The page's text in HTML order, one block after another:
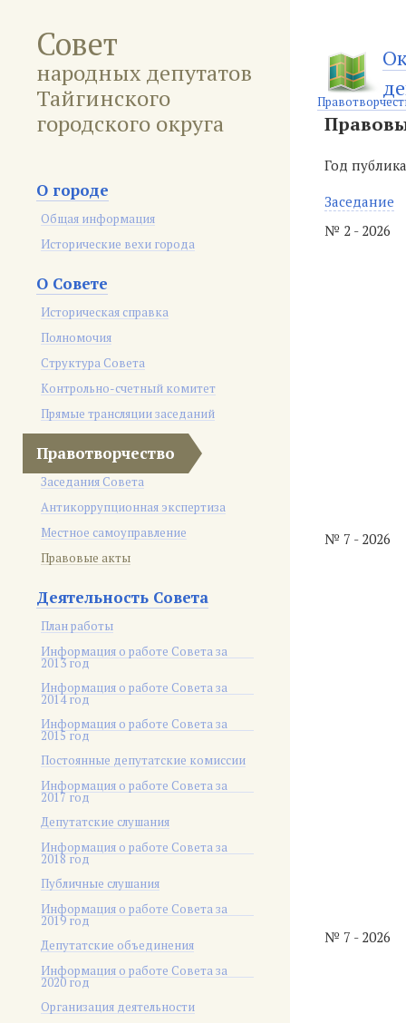
Совет
народных депутатов
Тайгинского
городского округа
О городе
Общая информация
Исторические вехи города
О Совете
Историческая справка
Полномочия
Структура Совета
Контрольно-счетный комитет
Прямые трансляции заседаний
Правотворчество
Заседания Совета
Антикоррупционная экспертиза
Местное самоуправление
Правовые акты
Деятельность Совета
План работы
Информация о работе Совета за
2013 год
Информация о работе Совета за
2014 год
Информация о работе Совета за
2015 год
Постоянные депутатские комиссии
Информация о работе Совета за
2017 год
Депутатские слушания
Информация о работе Совета за
2018 год
Публичные слушания
Информация о работе Совета за
2019 год
Депутатские объединения
Информация о работе Совета за
2020 год
Организация деятельности
Год
Заседание
№ 2 - 2026
№ 7 - 2026
№ 7 - 2026